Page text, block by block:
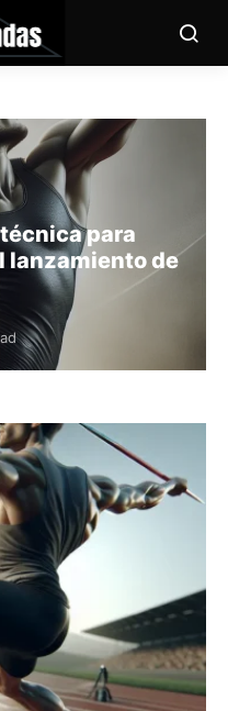
para
lanzamiento de